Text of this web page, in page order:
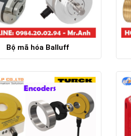
Bộ mã hóa Balluff